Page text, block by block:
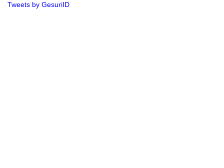
Tweets by GesuriID